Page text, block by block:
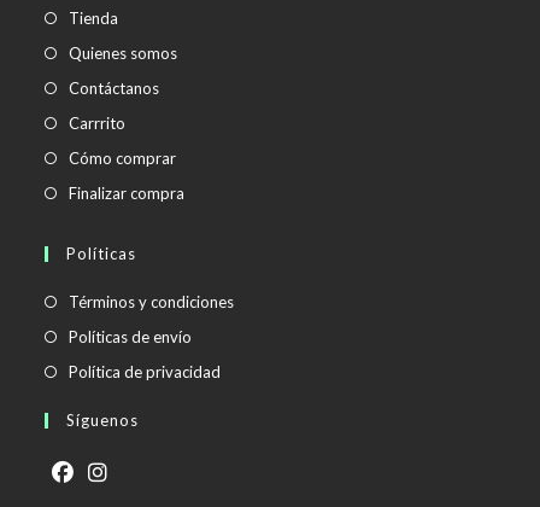
Tienda
Quienes somos
Contáctanos
Carrrito
Cómo comprar
Finalizar compra
Políticas
Términos y condicionesSe
Políticas de envío
abre
Política de privacidad
Síguenos